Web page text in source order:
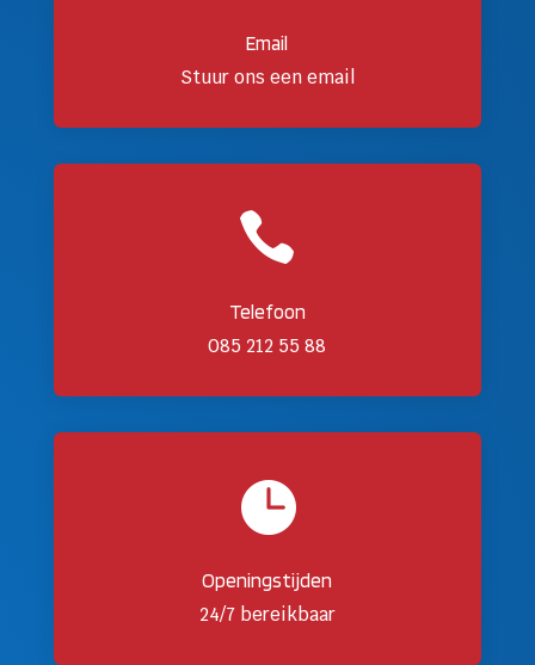
Email
Stuur ons een email

Telefoon
085 212 55 88

Openingstijden
24/7 bereikbaar